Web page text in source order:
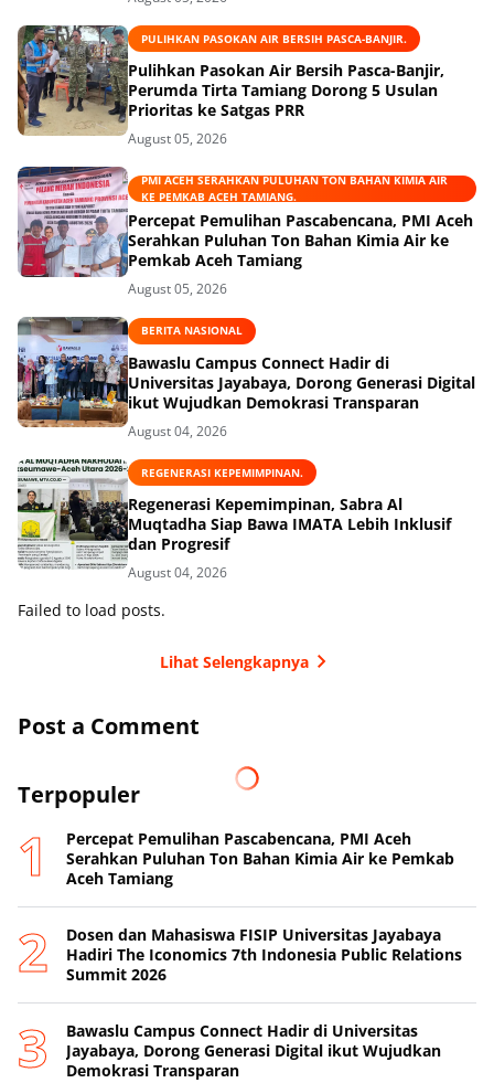
PULIHKAN PASOKAN AIR BERSIH PASCA-BANJIR.
Pulihkan Pasokan Air Bersih Pasca-Banjir,
Perumda Tirta Tamiang Dorong 5 Usulan
Prioritas ke Satgas PRR
August 05, 2026
PMI ACEH SERAHKAN PULUHAN TON BAHAN KIMIA AIR
KE PEMKAB ACEH TAMIANG.
Percepat Pemulihan Pascabencana, PMI Aceh
Serahkan Puluhan Ton Bahan Kimia Air ke
Pemkab Aceh Tamiang
August 05, 2026
BERITA NASIONAL
Bawaslu Campus Connect Hadir di
Universitas Jayabaya, Dorong Generasi Digital
ikut Wujudkan Demokrasi Transparan
August 04, 2026
REGENERASI KEPEMIMPINAN.
Regenerasi Kepemimpinan, Sabra Al
Muqtadha Siap Bawa IMATA Lebih Inklusif
dan Progresif
August 04, 2026
Failed to load posts.
Lihat Selengkapnya
Post a Comment
Terpopuler
Percepat Pemulihan Pascabencana, PMI Aceh
Serahkan Puluhan Ton Bahan Kimia Air ke Pemkab
Aceh Tamiang
Dosen dan Mahasiswa FISIP Universitas Jayabaya
Hadiri The Iconomics 7th Indonesia Public Relations
Summit 2026
Bawaslu Campus Connect Hadir di Universitas
Jayabaya, Dorong Generasi Digital ikut Wujudkan
Demokrasi Transparan